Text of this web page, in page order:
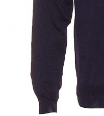
Miesten
Miesten
Miesten
Miesten
Miesten takit
Miesten
Miesten
Miesten
Miesten
NAISET
Naisten paidat
Naisten